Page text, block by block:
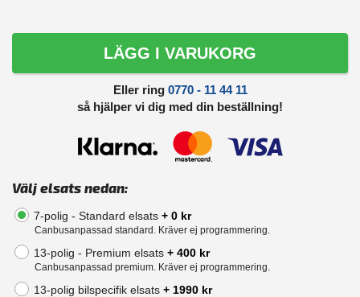
LÄGG I VARUKORG
Eller ring 0770 - 11 44 11
så hjälper vi dig med din beställning!
Välj elsats nedan:
7-polig - Standard elsats + 0 kr
Canbusanpassad standard. Kräver ej programmering.
13-polig - Premium elsats + 400 kr
Canbusanpassad premium. Kräver ej programmering.
13-polig bilspecifik elsats + 1990 kr